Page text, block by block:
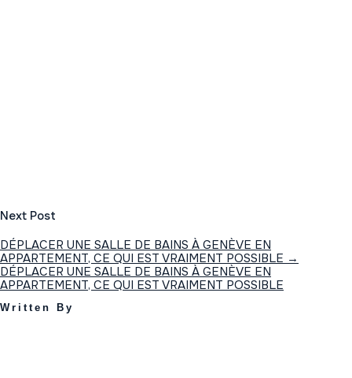
Next Post
DÉPLACER UNE SALLE DE BAINS À GENÈVE EN
APPARTEMENT, CE QUI EST VRAIMENT POSSIBLE →
DÉPLACER UNE SALLE DE BAINS À GENÈVE EN
APPARTEMENT, CE QUI EST VRAIMENT POSSIBLE
Written By